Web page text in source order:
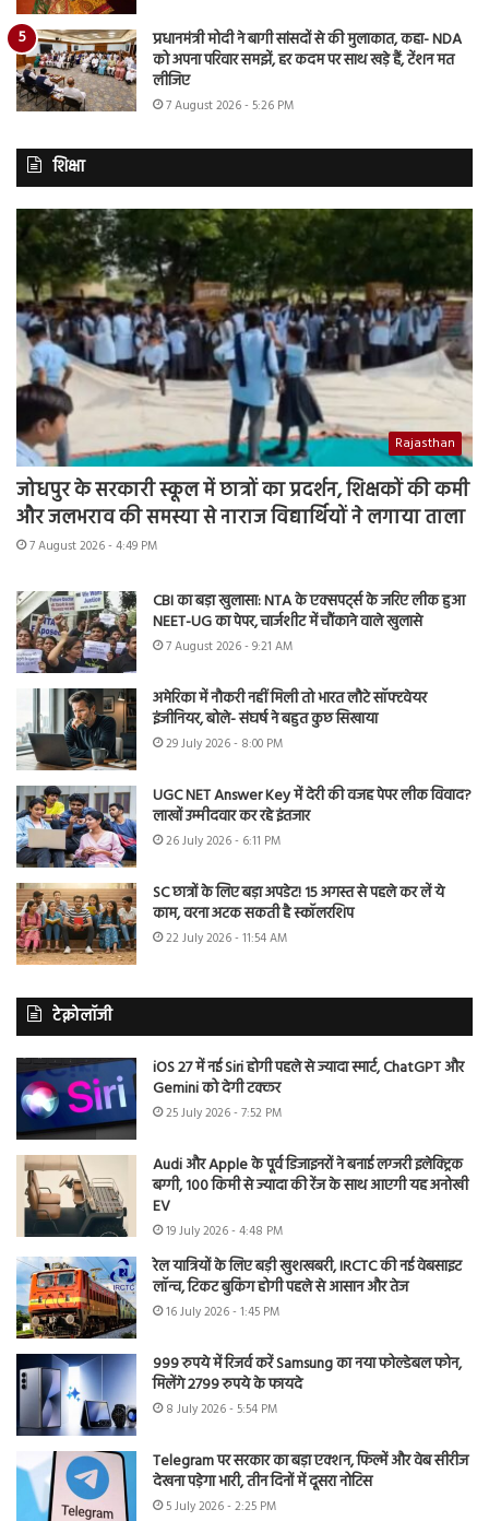
प्रधानमंत्री मोदी ने बागी सांसदों से की मुलाकात, कहा- NDA
को अपना परिवार समझें, हर कदम पर साथ खड़े हैं, टेंशन मत
लीजिए
7 August 2026 - 5:26 PM
शिक्षा
Rajasthan
जोधपुर के सरकारी स्कूल में छात्रों का प्रदर्शन, शिक्षकों की कमी
और जलभराव की समस्या से नाराज विद्यार्थियों ने लगाया ताला
7 August 2026 - 4:49 PM
CBI का बड़ा खुलासा: NTA के एक्सपर्ट्स के जरिए लीक हुआ
NEET-UG का पेपर, चार्जशीट में चौंकाने वाले खुलासे
7 August 2026 - 9:21 AM
अमेरिका में नौकरी नहीं मिली तो भारत लौटे सॉफ्टवेयर
इंजीनियर, बोले- संघर्ष ने बहुत कुछ सिखाया
29 July 2026 - 8:00 PM
UGC NET Answer Key में देरी की वजह पेपर लीक विवाद?
लाखों उम्मीदवार कर रहे इंतजार
26 July 2026 - 6:11 PM
SC छात्रों के लिए बड़ा अपडेट! 15 अगस्त से पहले कर लें ये
काम, वरना अटक सकती है स्कॉलरशिप
22 July 2026 - 11:54 AM
टेक्नोलॉजी
iOS 27 में नई Siri होगी पहले से ज्यादा स्मार्ट, ChatGPT और
Gemini को देगी टक्कर
25 July 2026 - 7:52 PM
Audi और Apple के पूर्व डिजाइनरों ने बनाई लग्जरी इलेक्ट्रिक
बग्गी, 100 किमी से ज्यादा की रेंज के साथ आएगी यह अनोखी
EV
19 July 2026 - 4:48 PM
रेल यात्रियों के लिए बड़ी खुशखबरी, IRCTC की नई वेबसाइट
लॉन्च, टिकट बुकिंग होगी पहले से आसान और तेज
16 July 2026 - 1:45 PM
999 रुपये में रिजर्व करें Samsung का नया फोल्डेबल फोन,
मिलेंगे 2799 रुपये के फायदे
8 July 2026 - 5:54 PM
Telegram पर सरकार का बड़ा एक्शन, फिल्में और वेब सीरीज
देखना पड़ेगा भारी, तीन दिनों में दूसरा नोटिस
5 July 2026 - 2:25 PM